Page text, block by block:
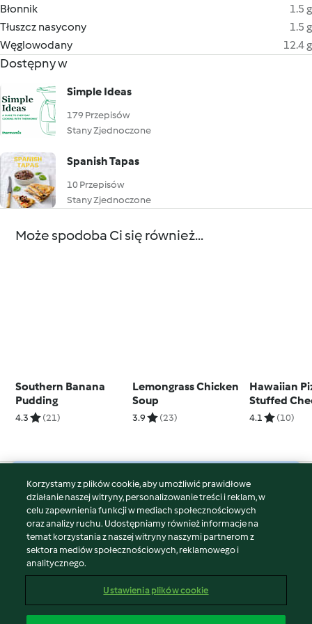
Błonnik
1.5 g
Tłuszcz nasycony
1.5 g
Węglowodany
12.4 g
Dostępny w
Simple Ideas
179 Przepisów
Stany Zjednoczone
Spanish Tapas
10 Przepisów
Stany Zjednoczone
Może spodoba Ci się również...
Southern Banana
Pudding
4.3 (21)
Lemongrass Chicken
Soup
3.9 (23)
Hawaiian
Stuffed
(Ben)
4.1 (10)
© Copyright 2026
Warunki korzystania
Polityka prywatności
Disclaimer
Znak wydawcy
Zgłoś treść
Korzystamy z plików cookie, aby umożliwić prawidłowe
działanie naszej witryny, personalizowanie treści i reklam, w
celu zapewnienia funkcji w mediach społecznościowych
oraz analizy ruchu. Udostępniamy również informacje na
temat korzystania z naszej witryny naszymi partnerom z
sektora mediów społecznościowych, reklamowego i
analitycznego.
Ustawienia plików cookie